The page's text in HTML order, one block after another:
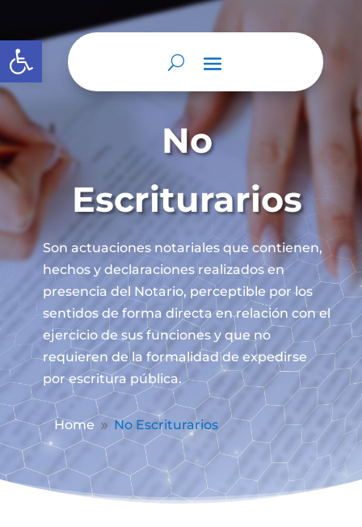
Abrir barra de herramientas
No
Escriturarios
Son actuaciones notariales que contienen,
hechos y declaraciones realizados en
presencia del Notario, perceptible por los
sentidos de forma directa en relación con el
ejercicio de sus funciones y que no
requieren de la formalidad de expedirse
por escritura pública.
Home 9 No Escriturarios